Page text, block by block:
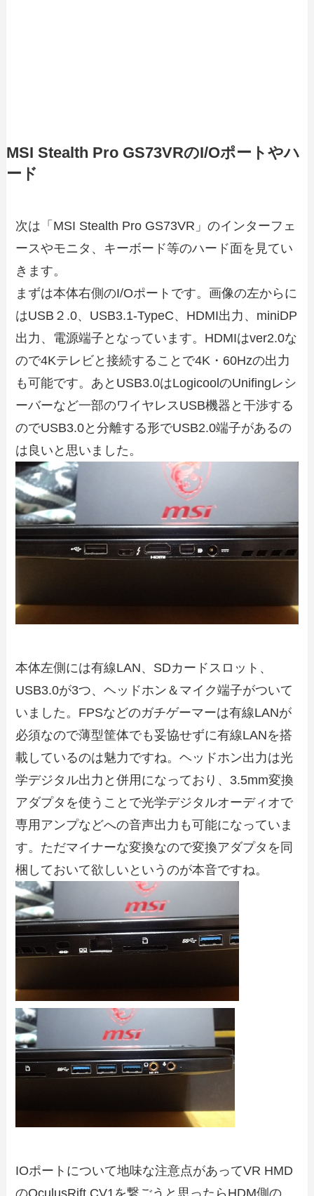
MSI Stealth Pro GS73VRのI/Oポートやハ
ード
次は「MSI Stealth Pro GS73VR」のインターフェ
ースやモニタ、キーボード等のハード面を見てい
きます。
まずは本体右側のI/Oポートです。画像の左からに
はUSB２.0、USB3.1-TypeC、HDMI出力、miniDP
出力、電源端子となっています。HDMIはver2.0な
ので4Kテレビと接続することで4K・60Hzの出力
も可能です。あとUSB3.0はLogicoolのUnifingレシ
ーバーなど一部のワイヤレスUSB機器と干渉する
のでUSB3.0と分離する形でUSB2.0端子があるの
は良いと思いました。
本体左側には有線LAN、SDカードスロット、
USB3.0が3つ、ヘッドホン＆マイク端子がついて
いました。FPSなどのガチゲーマーは有線LANが
必須なので薄型筐体でも妥協せずに有線LANを搭
載しているのは魅力ですね。ヘッドホン出力は光
学デジタル出力と併用になっており、3.5mm変換
アダプタを使うことで光学デジタルオーディオで
専用アンプなどへの音声出力も可能になっていま
す。ただマイナーな変換なので変換アダプタを同
梱しておいて欲しいというのが本音ですね。
IOポートについて地味な注意点があってVR HMD
のOculusRift CV1を繋ごうと思ったらHDM側の